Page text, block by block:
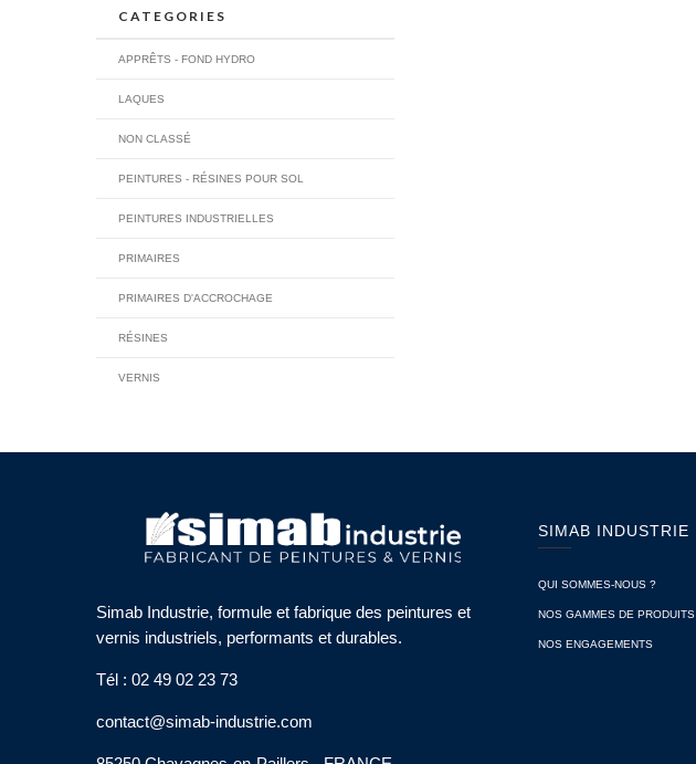
CATEGORIES
APPRÊTS - FOND HYDRO
LAQUES
NON CLASSÉ
PEINTURES - RÉSINES POUR SOL
PEINTURES INDUSTRIELLES
PRIMAIRES
PRIMAIRES D'ACCROCHAGE
RÉSINES
VERNIS
Simab Industrie, formule et fabrique des peintures et
vernis industriels, performants et durables.
Tél : 02 49 02 23 73
contact@simab-industrie.com
SIMAB INDUSTRIE
QUI SOMMES-NOUS ?
NOS GAMMES DE PRODUITS
NOS ENGAGEMENTS